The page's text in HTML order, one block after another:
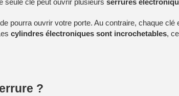
seule clé peut ouvrir plusieurs serrures
pourra ouvrir votre porte. Au contraire, chaque clé
cylindres électroniques sont incrochetables,
?